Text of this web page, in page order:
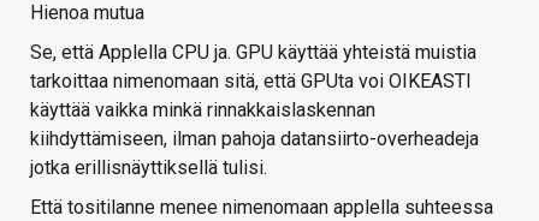
Hienoa mutua
Se, että Applella CPU ja. GPU käyttää yhteistä muistia
tarkoittaa nimenomaan sitä, että GPUta voi OIKEASTI
käyttää vaikka minkä rinnakkaislaskennan
kiihdyttämiseen, ilman pahoja datansiirto-overheadeja
jotka erillisnäyttiksellä tulisi.
Että tositilanne menee nimenomaan applella suhteessa